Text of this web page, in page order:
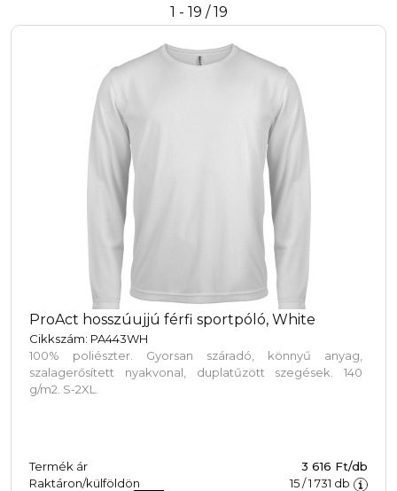
1 - 19 / 19
ProAct hosszúujjú férfi sportpóló, White
Cikkszám: PA443WH
100% poliészter. Gyorsan száradó, könnyű anyag,
szalagerősített nyakvonal, duplatűzött szegések. 140
g/m2. S-2XL.
Termék ár
3 616 Ft/db
Raktáron/külföldön
15/1 731 db